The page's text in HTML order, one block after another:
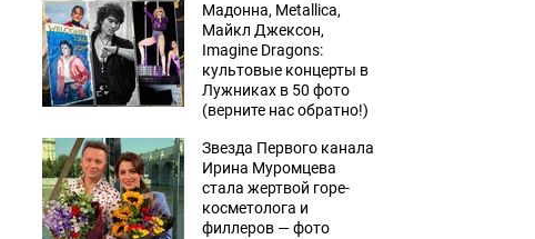
Мадонна, Metallica,
Майкл Джексон,
Imagine Dragons:
культовые концерты в
Лужниках в 50 фото
(верните нас обратно!)
Звезда Первого канала
Ирина Муромцева
стала жертвой горе-
косметолога и
филлеров — фото